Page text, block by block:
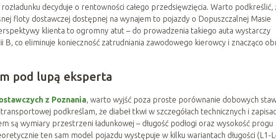
decyduje o rentowności całego przedsięwzięcia. Warto podkreślić,
floty dostawczej dostępnej na wynajem to pojazdy o Dopuszczalnej Masie
klienta to ogromny atut – do prowadzenia takiego auta wystarczy
co eliminuje konieczność zatrudniania zawodowego kierowcy i znacząco
pod lupą eksperta
z Poznania, warto wyjść poza proste porównanie dobowych
podkreślam, że diabeł tkwi w szczegółach technicznych i
są wymiary przestrzeni ładunkowej – długość podłogi oraz wysokość progu
ten sam model pojazdu występuje w kilku wariantach długości (L1-